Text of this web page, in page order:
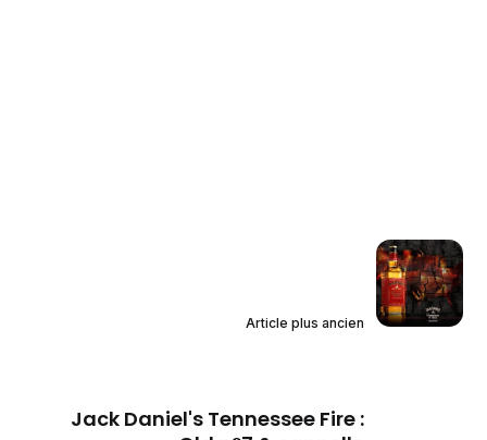
Article plus ancien
Jack Daniel's Tennessee Fire :